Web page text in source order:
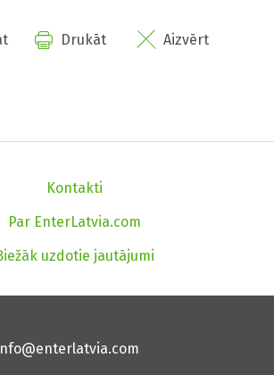
Drukāt Aizvērt
Kontakti
Par EnterLatvia.com
uzdotie jautājumi